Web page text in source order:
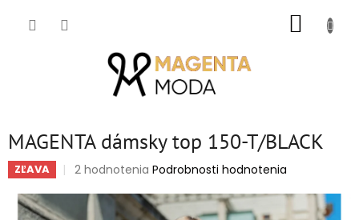
MAGENTA dámsky top 150-T/BLACK
ZĽAVA
Priemerné
produktu
2 hodnotenia Podrobnosti hodnotenia